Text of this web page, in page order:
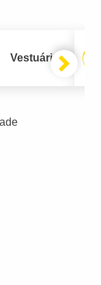
Vestuário